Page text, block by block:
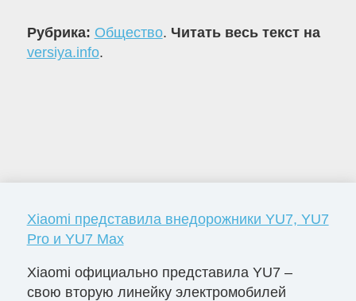
Рубрика: Общество. Читать весь текст на
versiya.info.
Xiaomi представила внедорожники YU7, YU7
Pro и YU7 Max
Xiaomi официально представила YU7 –
свою вторую линейку электромобилей